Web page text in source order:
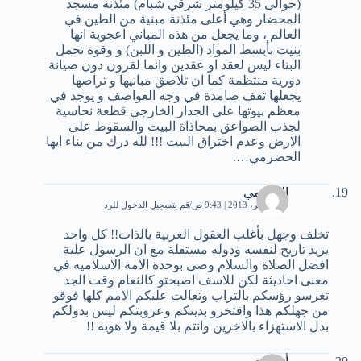
(حوالى 35 كيلومتر شرقي شبام) مئذنة مسجد
المحضار وهي أعلى مئذنة مبنية من الطين في
العالم ، وما يجعل من هذه المباني اعجوبة انها
بنيت بأبسط المواد (الطين و اللبن) و وقوة تحمل
البناء ليس لعقد او عقدين وانما لقرون دون صيانة
دورية منتظمة كما ان تلاصق مبانيها و تراصها
يجعلها تقف صامدة في وجه العواصف و يوجد في
معظم بيوتها على الجدار الخارجي قطعة نحاسية
لجذب الصواعق بمحاذاة البيت والسقوط على
الارض وعدم اختراق البيت !!! لله درك من بناء ايها
الحضرمي….
الهاشمي
19 نوفمبر، 2013 | 9:43 ص قم بتسجيل الدخول للرد
تخلف وجهل بأغلب العقول العربية بالذات!! كل واحد
يريد تاريخ لنفسه ودوله مستقلة مع ان الرسول علية
افضل الصلاة والسلام وصى بوحدة الامة الاسلاميه في
معنى احاديثة لكن للاسف اصبحتو كالنعام وقت الجد
تغرسو رؤسكم بالتراب وتعالت عليكم الامم كلها فوقو
من جهلكم هذا وافتخرو بدينكم وعروبتكم ليس بدولكم
بدل الاستهزاء بالاخرين وانتم بلا قيمة ولا هويه !!